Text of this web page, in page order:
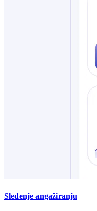
Sledenje angažiranju